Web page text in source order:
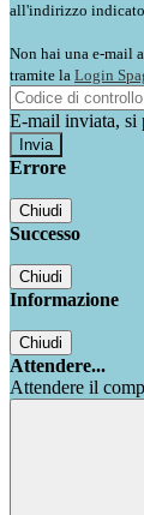
all'indirizzo
Non hai una e-mail
tramite la Login
E-mail inviata, si
Errore
Chiudi
Successo
Chiudi
Informazione
Chiudi
Attendere...
Attendere il